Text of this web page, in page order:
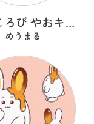
ななころび やおキング
めうまる